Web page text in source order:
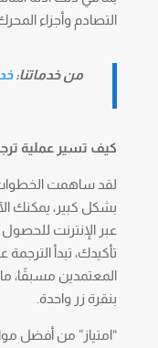
التصادم وأجزاء
من خدماتنا:
كيف تسير عملية
لقد ساهمت
بشكل كبير، يمكنك
عبر الإنترنت
تأكيدك، تبدأ الترجمة
المعتمدين مسبقًا،
بنقرة زر واحدة.
“امتياز” من أفضل